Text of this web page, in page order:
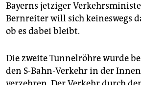
Bayerns jetziger
Bernreiter will sich keineswegs
ob es dabei bleibt.
Die zweite Tunnelröhre wurde
den S-Bahn-Verkehr in der